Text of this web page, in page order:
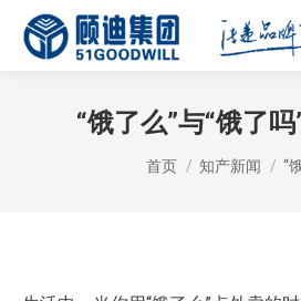
“饿了么”与“饿了
您在这里：
首页 知产新闻 “